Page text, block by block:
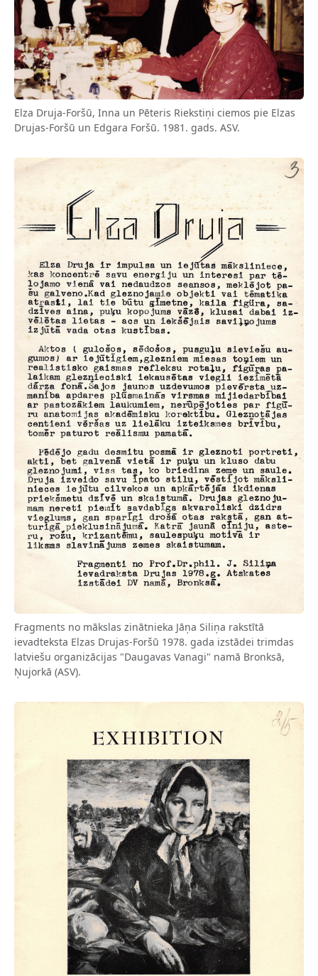
Elza Druja-Foršū, Inna un Pēteris Riekstiņi ciemos pie Elzas
Drujas-Foršū un Edgara Foršū. 1981. gads. ASV.
Fragments no mākslas zinātnieka Jāņa Siliņa rakstītā
ievadteksta Elzas Drujas-Foršū 1978. gada izstādei trimdas
latviešu organizācijas "Daugavas Vanagi" namā Bronksā,
Ņujorkā (ASV).